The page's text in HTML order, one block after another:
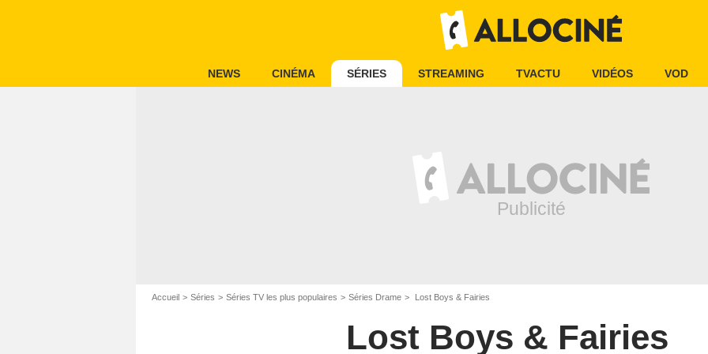
NEWS CINÉMA SÉRIES STREAMING TVACTU VIDÉOS VOD
Accueil Séries Séries TV les plus populaires Séries Drame Lost Boys & Fairies
Lost Boys & Fairies